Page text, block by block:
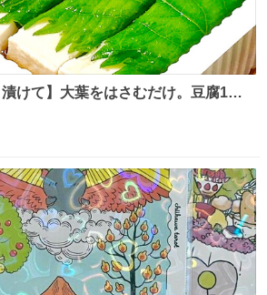
漬けて】大葉をはさむだけ。豆腐1
だけで味がしみ込み、さっぱりなの
と豆腐の漬けレシピです。 詳しく